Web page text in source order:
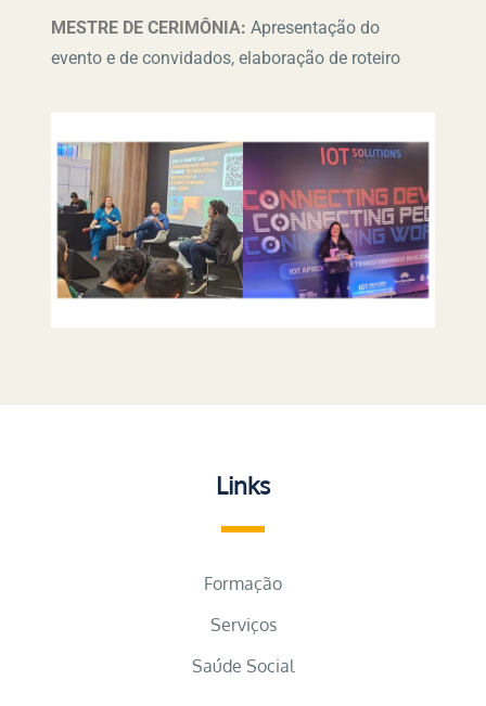
MESTRE DE CERIMÔNIA: Apresentação do
evento e de convidados, elaboração de roteiro
Links
Formação
Serviços
Saúde Social